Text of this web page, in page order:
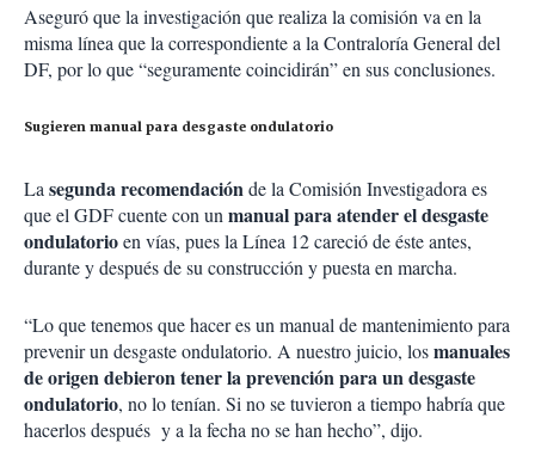
Aseguró que la investigación que realiza la comisión va en la
misma línea que la correspondiente a la Contraloría General del
DF, por lo que “seguramente coincidirán” en sus conclusiones.
Sugieren manual para desgaste ondulatorio
La segunda recomendaciónde la Comisión Investigadora es
que el GDF cuente con un manual para atender el desgaste
ondulatorioen vías, pues la Línea 12 careció de éste antes,
durante y después de su construcción y puesta en marcha.
“Lo que tenemos que hacer es un manual de mantenimiento para
prevenir un desgaste ondulatorio. A nuestro juicio, losmanuales
de origen debieron tener la prevención para un desgaste
ondulatorio, no lo tenían. Si no se tuvieron a tiempo habría que
hacerlos después y a la fecha no se han hecho”, dijo.